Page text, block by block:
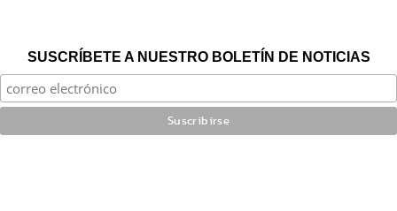
SUSCRÍBETE A NUESTRO BOLETÍN DE NOTICIAS